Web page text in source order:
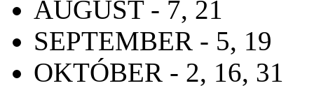
AUGUST - 7, 21
SEPTEMBER - 5, 19
OKTÓBER - 2, 16, 31